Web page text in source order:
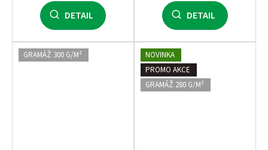
DETAIL DETAIL
GRAMÁŽ 300 G/M²
NOVINKA
PROMO AKCE
GRAMÁŽ 280 G/M²